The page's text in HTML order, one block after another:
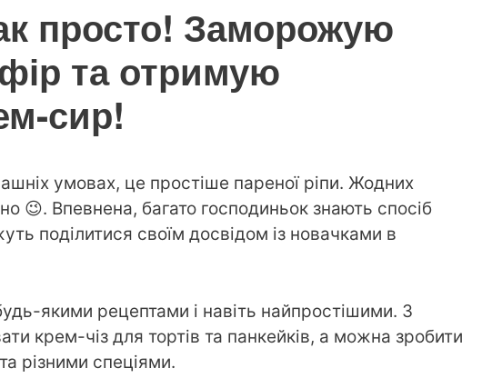
просто! Заморожую
та отримую
сир!
умовах, це простіше пареної ріпи. Жодних
😉. Впевнена, багато господиньок знають спосіб
поділитися своїм досвідом із новачками в
якими рецептами і навіть найпростішими. З
крем-чіз для тортів та панкейків, а можна зробити
різними спеціями.